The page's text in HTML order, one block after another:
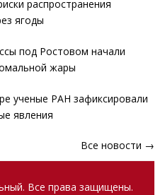
распространения
ягоды
под Ростовом начали
жары
ученые РАН зафиксировали
явления
Все новости →
Все права защищены.